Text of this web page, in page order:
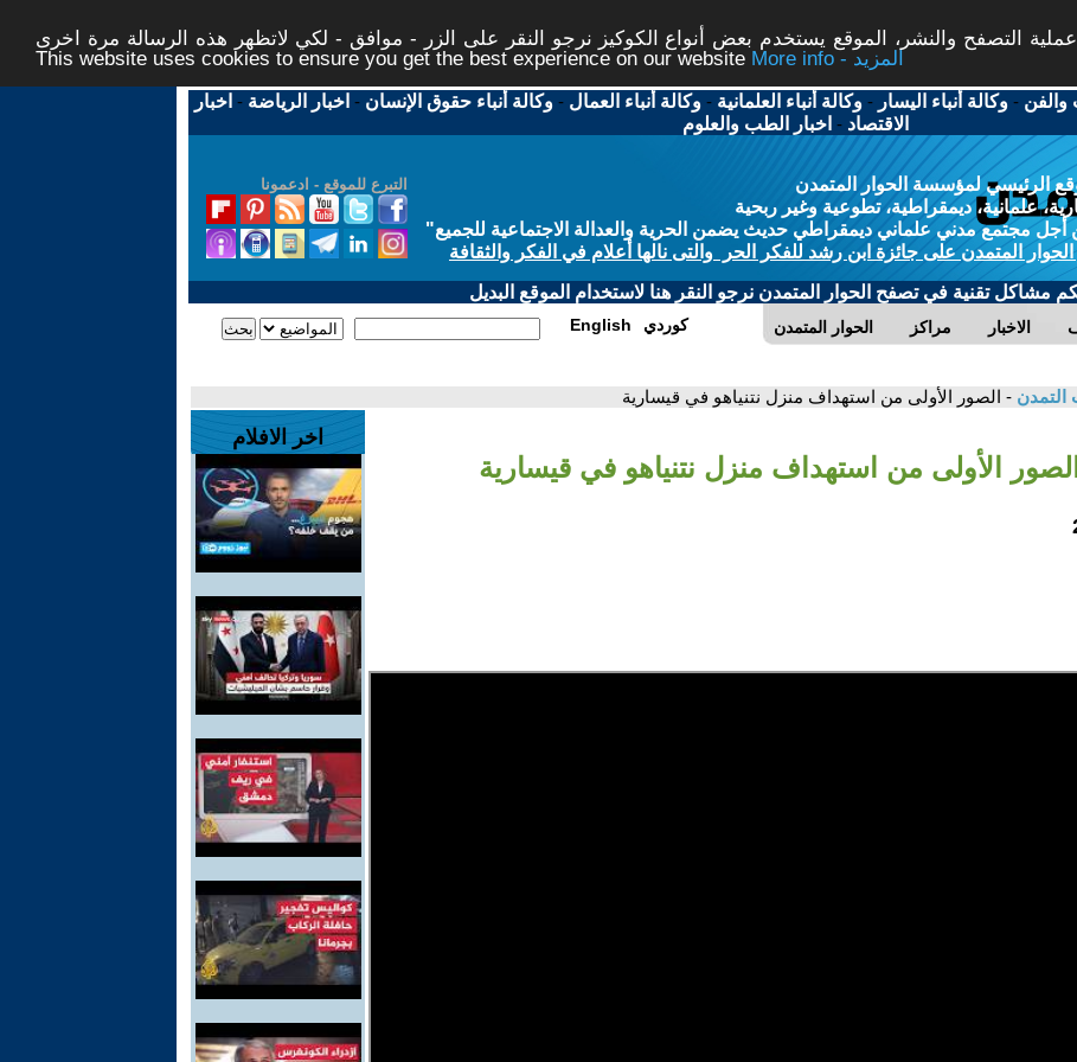
التصفح والنشر، الموقع يستخدم بعض أنواع الكوكيز نرجو النقر على الزر - موافق - لكي لاتظهر هذه الرسالة مرة اخرى -
This website uses cookies to ensure you get the best experience on our website
More info - المزيد
والفن -وكالة أنباء اليسار -وكالة أنباء العلمانية -وكالة أنباء العمال -وكالة أنباء حقوق الإنسان - اخبار الرياضة - اخبار
الاقتصاد - اخبار الطب والعلوم
التبرع للموقع - ادعمونا
الرئيسي لمؤسسة الحوار المتمدن
علمانية، ديمقراطية، تطوعية وغير ربحية
مجتمع مدني علماني ديمقراطي حديث يضمن الحرية والعدالة الاجتماعية للجميع"
المتمدن على جائزة ابن رشد للفكر الحر والتى نالها أعلام في الفكر والثقافة
مشاكل تقنية في تصفح الحوار المتمدن نرجو النقر هنا لاستخدام الموقع البديل
الحوار المتمدن مراكز الاخبار English كوردي
التمدن - الصور الأولى من استهداف منزل نتنياهو في قيسارية
الأولى من استهداف منزل نتنياهو في قيسارية
اخر الافلام